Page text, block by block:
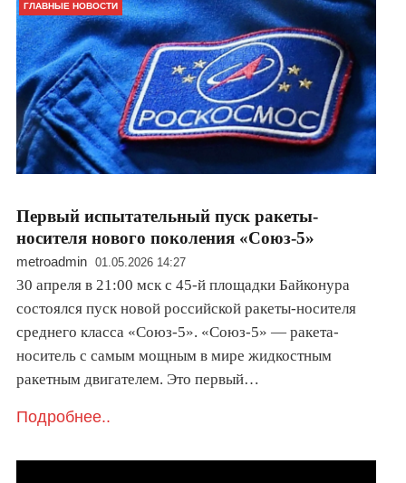
ГЛАВНЫЕ НОВОСТИ
Первый испытательный пуск ракеты-
носителя нового поколения «Союз-5»
metroadmin 01.05.2026 14:27
30 апреля в 21:00 мск с 45-й площадки Байконура
состоялся пуск новой российской ракеты-носителя
среднего класса «Союз-5». «Союз-5» — ракета-
носитель с самым мощным в мире жидкостным
ракетным двигателем. Это первый…
Подробнее..